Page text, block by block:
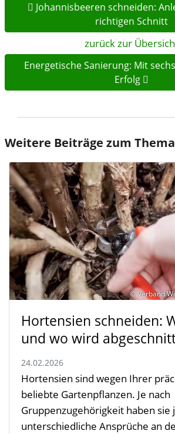
Johannisbeeren schneiden:
richtigen Schnitt
zurück zur
Energetische Sanierung: Mit
Erfolg
Weitere Beiträge zum
© Verband
Hortensien schneiden:
und wo wird
24.02.2026
Hortensien sind wegen Ihrer
beliebte Gartenpflanzen. Je nach
Gruppenzugehörigkeit haben sie
unterschiedliche Ansprüche an